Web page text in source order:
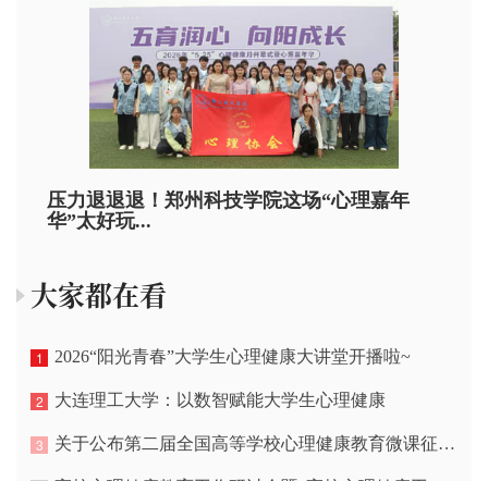
压力退退退！郑州科技学院这场“心理嘉年
华”太好玩...
大家都在看
1 2026“阳光青春”大学生心理健康大讲堂开播啦~
2 大连理工大学：以数智赋能大学生心理健康
3 关于公布第二届全国高等学校心理健康教育微课征集展示活动结果的通知